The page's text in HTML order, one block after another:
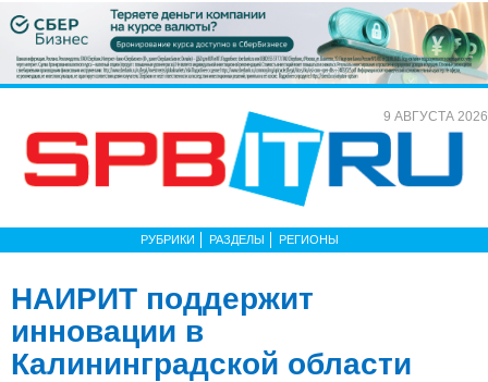
9 АВГУСТА 2026
РУБРИКИ РАЗДЕЛЫ РЕГИОНЫ
НАИРИТ поддержит
инновации в
Калининградской области